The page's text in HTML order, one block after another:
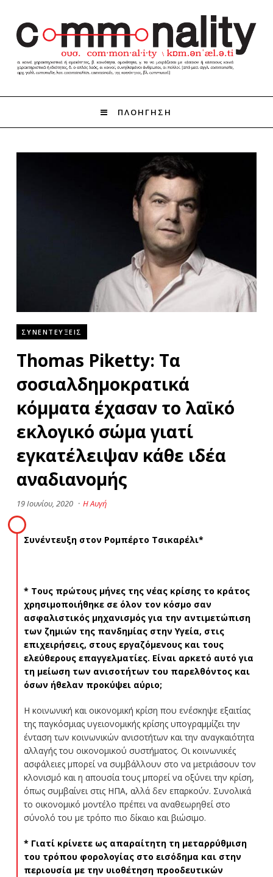
ΠΛΟΗΓΗΣΗ
ΣΥΝΕΝΤΕΥΞΕΙΣ
Thomas Piketty: Τα
σοσιαλδημοκρατικά
κόμματα έχασαν το λαϊκό
εκλογικό σώμα γιατί
εγκατέλειψαν κάθε ιδέα
αναδιανομής
19 Ιουνίου, 2020 · Η Αυγή
Συνέντευξη στον Ρομπέρτο Τσικαρέλι*
* Τους πρώτους μήνες της νέας κρίσης το κράτος
χρησιμοποιήθηκε σε όλον τον κόσμο σαν
ασφαλιστικός μηχανισμός για την αντιμετώπιση
των ζημιών της πανδημίας στην Υγεία, στις
επιχειρήσεις, στους εργαζόμενους και τους
ελεύθερους επαγγελματίες. Είναι αρκετό αυτό για
τη μείωση των ανισοτήτων του παρελθόντος και
όσων ήθελαν προκύψει αύριο;
Η κοινωνική και οικονομική κρίση που ενέσκηψε εξαιτίας
της παγκόσμιας υγειονομικής κρίσης υπογραμμίζει την
ένταση των κοινωνικών ανισοτήτων και την αναγκαιότητα
αλλαγής του οικονομικού συστήματος. Οι κοινωνικές
ασφάλειες μπορεί να συμβάλλουν στο να μετριάσουν τον
κλονισμό και η απουσία τους μπορεί να οξύνει την κρίση,
όπως συμβαίνει στις ΗΠΑ, αλλά δεν επαρκούν. Συνολικά
το οικονομικό μοντέλο πρέπει να αναθεωρηθεί στο
σύνολό του με τρόπο πιο δίκαιο και βιώσιμο.
* Γιατί κρίνετε ως απαραίτητη τη μεταρρύθμιση
του τρόπου φορολογίας στο εισόδημα και στην
περιουσία με την υιοθέτηση προοδευτικών